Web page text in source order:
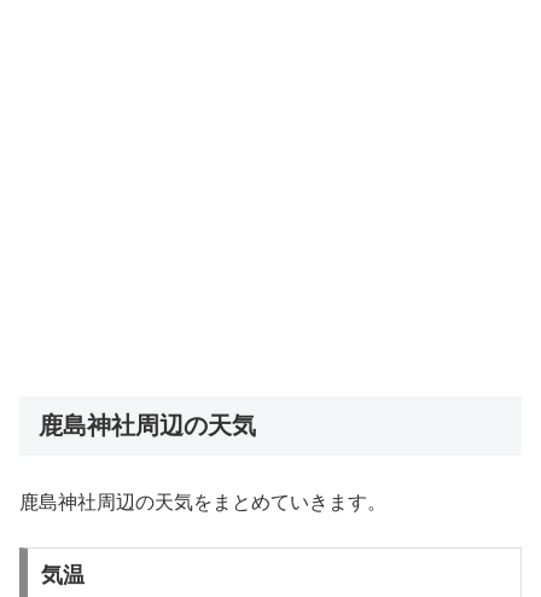
鹿島神社周辺の天気
鹿島神社周辺の天気をまとめていきます。
気温